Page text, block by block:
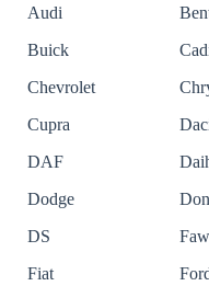
Audi
Buick
Chevrolet
Cupra
DAF
Dodge
DS
Faw
Fiat